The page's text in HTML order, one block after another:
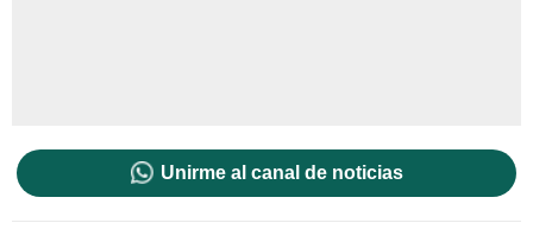
Unirme al canal de noticias